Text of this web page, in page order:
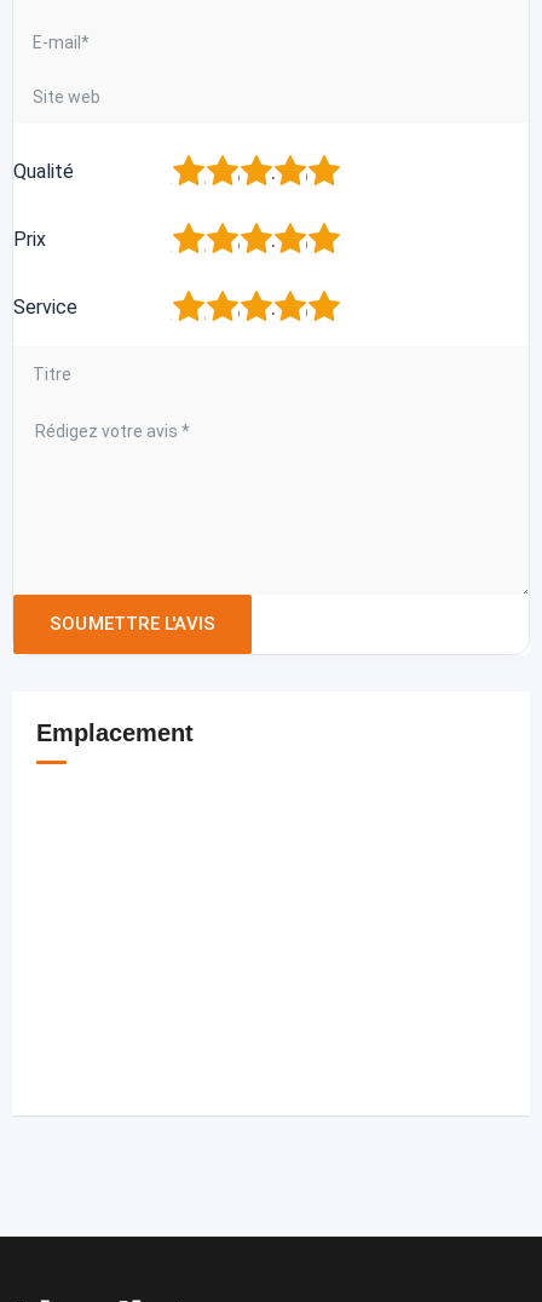
Qualité 5
4
3
2
Prix 5
4
3
2
Service 5
4
3
2
Emplacement